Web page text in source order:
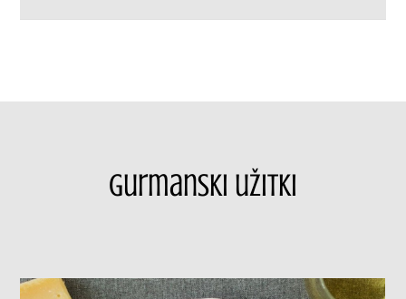
Gurmanski užitki